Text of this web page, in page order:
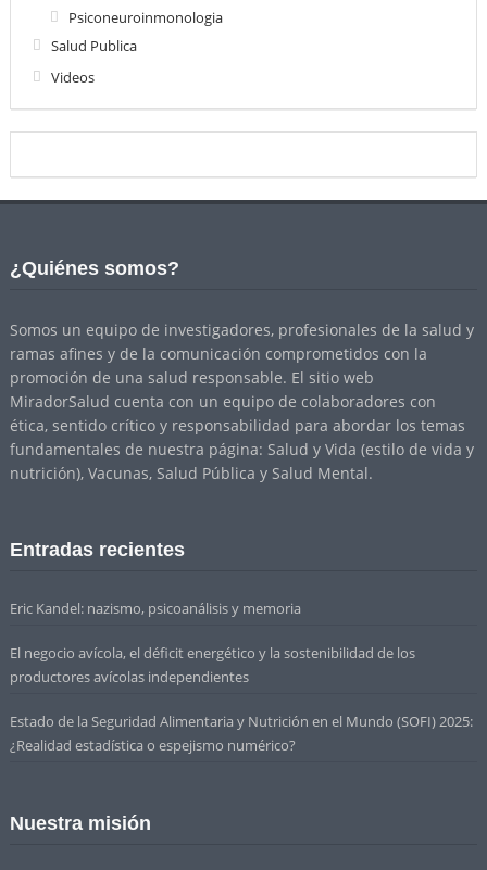
Psiconeuroinmonologia
Salud Publica
Videos
¿Quiénes somos?
Somos un equipo de investigadores, profesionales de la salud y
ramas afines y de la comunicación comprometidos con la
promoción de una salud responsable. El sitio web
MiradorSalud cuenta con un equipo de colaboradores con
ética, sentido crítico y responsabilidad para abordar los temas
fundamentales de nuestra página: Salud y Vida (estilo de vida y
nutrición), Vacunas, Salud Pública y Salud Mental.
Entradas recientes
Eric Kandel: nazismo, psicoanálisis y memoria
El negocio avícola, el déficit energético y la sostenibilidad de los
productores avícolas independientes
Estado de la Seguridad Alimentaria y Nutrición en el Mundo (SOFI) 2025:
¿Realidad estadística o espejismo numérico?
Nuestra misión